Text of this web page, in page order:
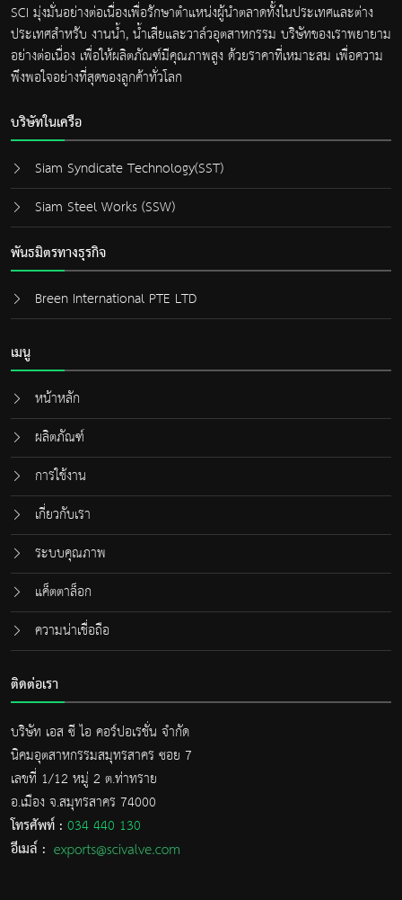
SCI มุ่งมั่นอย่างต่อเนื่องเพื่อรักษาตำแหน่งผู้นำตลาดทั้งในประเทศและต่าง
ประเทศสำหรับ งานน้ำ, น้ำเสียและวาล์วอุตสาหกรรม บริษัทของเราพยายาม
อย่างต่อเนื่อง เพื่อให้ผลิตภัณฑ์มีคุณภาพสูง ด้วยราคาที่เหมาะสม เพื่อความ
พึงพอใจอย่างที่สุดของลูกค้าทั่วโลก
บริษัทในเครือ
Siam Syndicate Technology(SST)
Siam Steel Works (SSW)
พันธมิตรทางธุรกิจ
Breen International PTE LTD
เมนู
หน้าหลัก
ผลิตภัณฑ์
การใช้งาน
เกี่ยวกับเรา
ระบบคุณภาพ
แค็ตตาล็อก
ความน่าเชื่อถือ
ติดต่อเรา
บริษัท เอส ซี ไอ คอร์ปอเรชั่น จำกัด
นิคมอุตสาหกรรมสมุทรสาคร ซอย 7
เลขที่ 1/12 หมู่ 2 ต.ท่าทราย
อ.เมือง จ.สมุทรสาคร 74000
โทรศัพท์ : 034 440 130
อีเมล์ :